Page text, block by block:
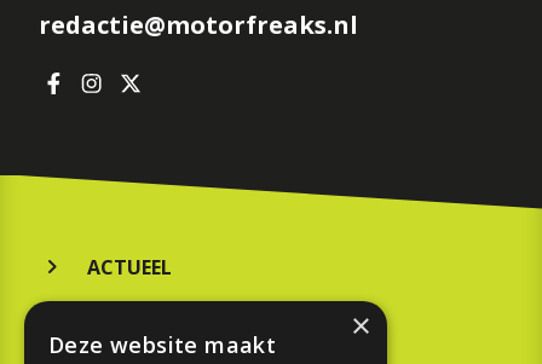
redactie@motorfreaks.nl
ACTUEEL
×
Deze website maakt